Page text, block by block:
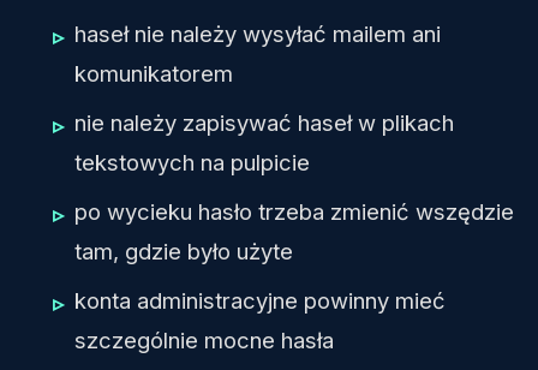
haseł nie należy wysyłać mailem ani
komunikatorem
nie należy zapisywać haseł w plikach
tekstowych na pulpicie
po wycieku hasło trzeba zmienić wszędzie
tam, gdzie było użyte
konta administracyjne powinny mieć
szczególnie mocne hasła